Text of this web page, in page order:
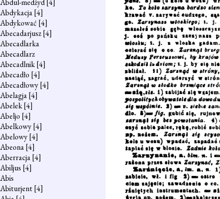
Abdul-medżyd[4]
Abdykacja[4]
Abdykować [4]
Abecadarjusz[4]
Abecadlarka
Abecadlarz
Abecadlnik[4]
Abecadło [4]
Abecadłowy[4]
Abelagja[4]
Abelek[4]
Abeljo [4]
Abelkowy[4]
Abelowy[4]
Abeona[4]
Aberracja[4]
Abiljus [4]
Abis
Abiturjent[4]